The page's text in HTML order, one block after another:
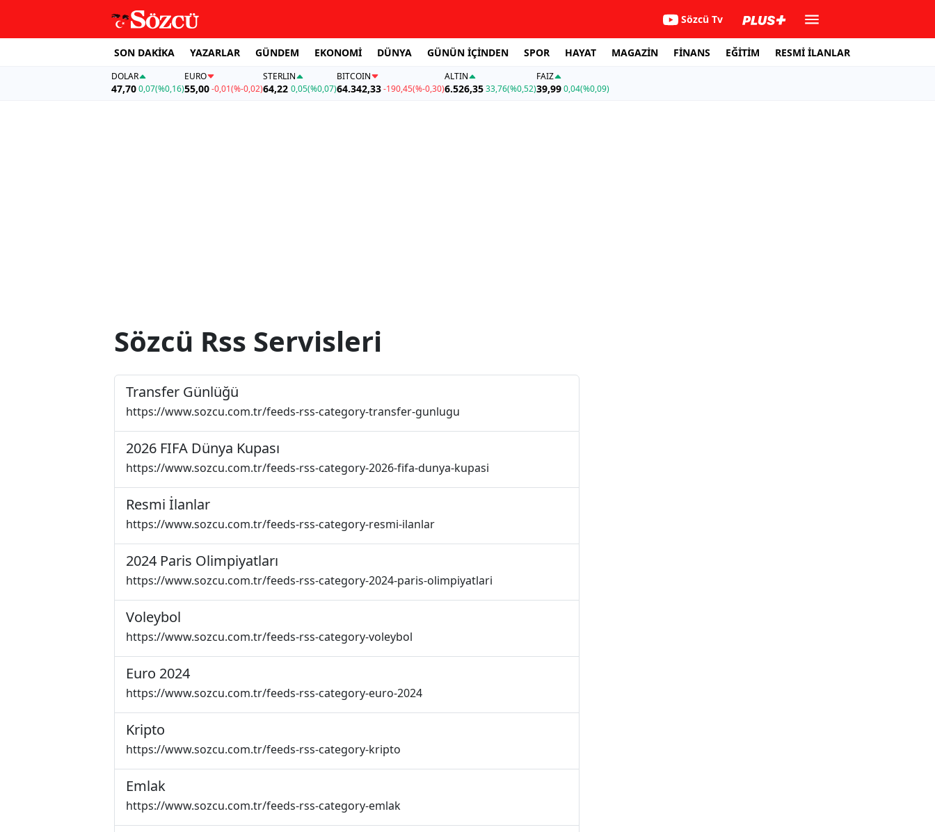
Sözcü Tv
SON DAKİKA YAZARLAR GÜNDEM EKONOMİ DÜNYA GÜNÜN İÇİNDEN SPOR HAYAT MAGAZİN FİNANS EĞİTİM RESMİ İLANLAR
DOLAR
47,700,07(%0,16)
EURO
55,00 -0,01(%-0,02)
STERLIN
64,22 0,05(%0,07)
BITCOIN
64.342,33-190,45(%-0,30)
ALTIN
6.526,3533,76(%0,52)
FAİZ
39,990,04(%0,09)
Sözcü Rss Servisleri
Transfer Günlüğü
https://www.sozcu.com.tr/feeds-rss-category-transfer-gunlugu
2026 FIFA Dünya Kupası
https://www.sozcu.com.tr/feeds-rss-category-2026-fifa-dunya-kupasi
Resmi İlanlar
https://www.sozcu.com.tr/feeds-rss-category-resmi-ilanlar
2024 Paris Olimpiyatları
https://www.sozcu.com.tr/feeds-rss-category-2024-paris-olimpiyatlari
Voleybol
https://www.sozcu.com.tr/feeds-rss-category-voleybol
Euro 2024
https://www.sozcu.com.tr/feeds-rss-category-euro-2024
Kripto
https://www.sozcu.com.tr/feeds-rss-category-kripto
Emlak
https://www.sozcu.com.tr/feeds-rss-category-emlak